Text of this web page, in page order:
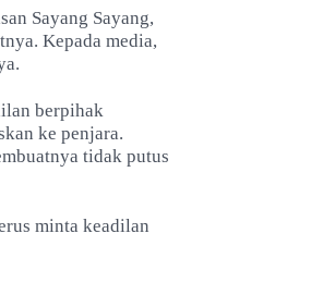
Sayang Sayang,
Kepada media,
berpihak
ke penjara.
tidak putus
minta keadilan